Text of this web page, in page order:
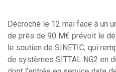
Décroché le 12 mai face à un
de près de 90 M€ prévoit le
le soutien de SINETIC, qui
de systèmes SITTAL NG2 en